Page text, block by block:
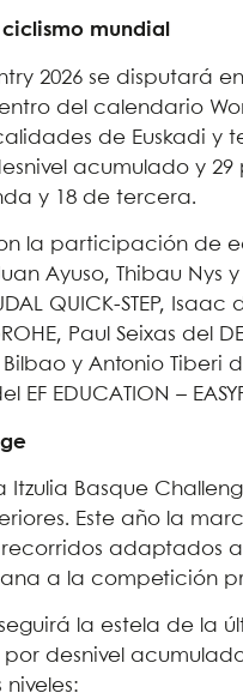
mundial
2026 se disputará
del calendario
de Euskadi y
acumulado y
y 18 de tercera.
la participación de
Ayuso, Thibau Nys
QUICK-STEP, Isaac
Paul Seixas del
Bilbao y Antonio Tiberi
EF EDUCATION –
Itzulia Basque
Este año la
adaptados
a la competición
la estela de la
desnivel